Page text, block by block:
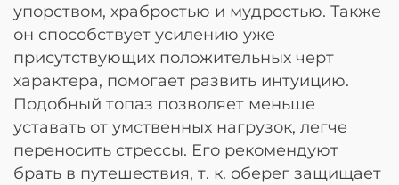
упорством, храбростью и мудростью. Также
он способствует усилению уже
присутствующих положительных черт
характера, помогает развить интуицию.
Подобный топаз позволяет меньше
уставать от умственных нагрузок, легче
переносить стрессы. Его рекомендуют
брать в путешествия, т. к. оберег защищает